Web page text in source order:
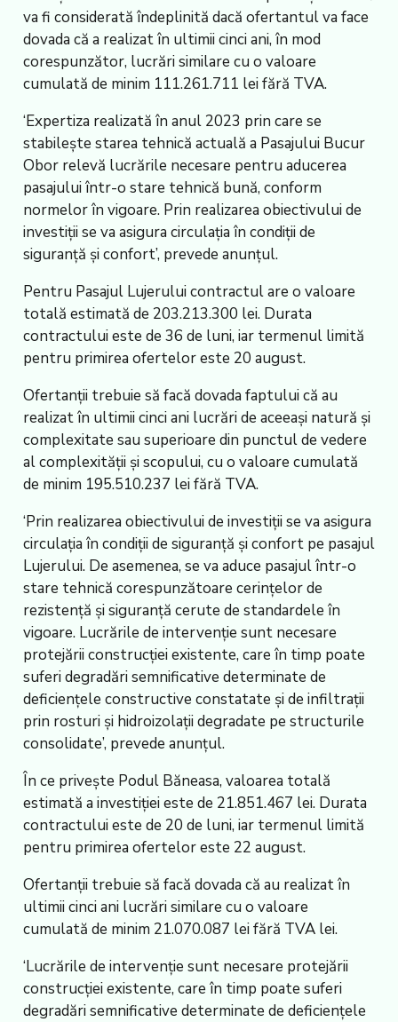
va fi considerată îndeplinită dacă ofertantul va face
dovada că a realizat în ultimii cinci ani, în mod
corespunzător, lucrări similare cu o valoare
cumulată de minim 111.261.711 lei fără TVA.
‘Expertiza realizată în anul 2023 prin care se
stabilește starea tehnică actuală a Pasajului Bucur
Obor relevă lucrările necesare pentru aducerea
pasajului într-o stare tehnică bună, conform
normelor în vigoare. Prin realizarea obiectivului de
investiții se va asigura circulația în condiții de
siguranță și confort’, prevede anunțul.
Pentru Pasajul Lujerului contractul are o valoare
totală estimată de 203.213.300 lei. Durata
contractului este de 36 de luni, iar termenul limită
pentru primirea ofertelor este 20 august.
Ofertanții trebuie să facă dovada faptului că au
realizat în ultimii cinci ani lucrări de aceeași natură și
complexitate sau superioare din punctul de vedere
al complexității și scopului, cu o valoare cumulată
de minim 195.510.237 lei fără TVA.
‘Prin realizarea obiectivului de investiții se va asigura
circulația în condiții de siguranță și confort pe pasajul
Lujerului. De asemenea, se va aduce pasajul într-o
stare tehnică corespunzătoare cerințelor de
rezistență și siguranță cerute de standardele în
vigoare. Lucrările de intervenție sunt necesare
protejării construcției existente, care în timp poate
suferi degradări semnificative determinate de
deficiențele constructive constatate și de infiltrații
prin rosturi și hidroizolații degradate pe structurile
consolidate’, prevede anunțul.
În ce privește Podul Băneasa, valoarea totală
estimată a investiției este de 21.851.467 lei. Durata
contractului este de 20 de luni, iar termenul limită
pentru primirea ofertelor este 22 august.
Ofertanții trebuie să facă dovada că au realizat în
ultimii cinci ani lucrări similare cu o valoare
cumulată de minim 21.070.087 lei fără TVA lei.
‘Lucrările de intervenție sunt necesare protejării
construcției existente, care în timp poate suferi
degradări semnificative determinate de deficiențele